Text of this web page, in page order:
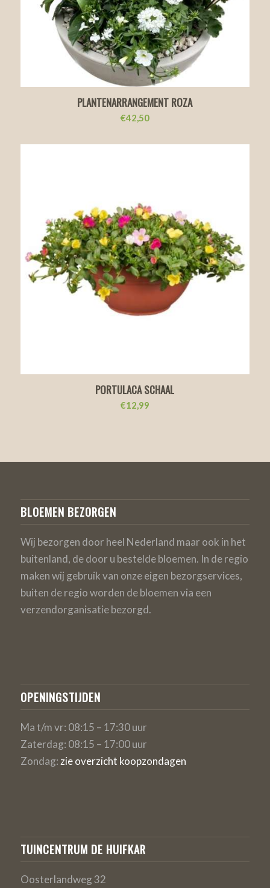
PLANTENARRANGEMENT ROZA
€42,50
PORTULACA SCHAAL
€12,99
BLOEMEN BEZORGEN
Wij bezorgen door heel Nederland maar ook in het
buitenland, de door u bestelde bloemen. In de regio
maken wij gebruik van onze eigen bezorgservices,
buiten de regio worden de bloemen via een
verzendorganisatie bezorgd.
OPENINGSTIJDEN
Ma t/m vr: 08:15 – 17:30 uur
Zaterdag: 08:15 – 17:00 uur
Zondag:zie overzicht koopzondagen
TUINCENTRUM DE HUIFKAR
Oosterlandweg 32